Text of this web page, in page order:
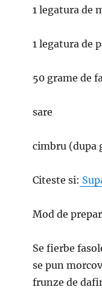
1 legatura de
1 legatura de
50 grame de
sare
cimbru (dupa
Citeste si:
Mod de
Se fierbe
se pun
frunze de